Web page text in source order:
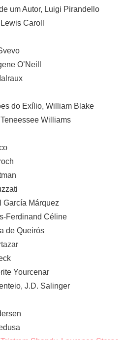
um Autor, Luigi Pirandello
Caroll
O’Neill
do Exílio, William Blake
Williams
García Márquez
Ferdinand Céline
de Queirós
Yourcenar
J.D. Salinger